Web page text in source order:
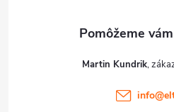
Martin Kundrik
info@